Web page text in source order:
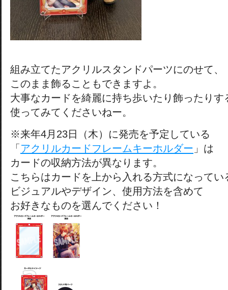
組み立てたアクリルスタンドパーツにのせて、
このまま飾ることもできますよ。
大事なカードを綺麗に持ち歩いたり飾ったり
使ってみてくださいねー。
※来年4月23日（木）に発売を予定している
「 アクリルカードフレームキーホルダー 」は
カードの収納方法が異なります。
こちらはカードを上から入れる方式になってい
ビジュアルやデザイン、使用方法を含めて
お好きなものを選んでください！